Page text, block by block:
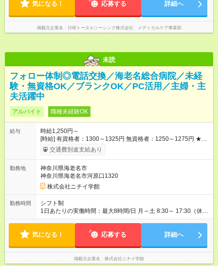
気になる！ 応募する 詳細へ
掲載元企業名 日研トータルソーシング株式会社 メディカルケア事業部
未読
フォロー体制◎電話交換／海老名総合病院／未経
験・無資格OK／ブランクOK／PC活用／主婦・主
夫活躍中
アルバイト 職種未経験OK
給与
時給1,250円～
[時給] 有資格者：1300～1325円 無資格者：1250～1275円 ★キ
ャリアアップ制度あり 進級により給与がアップします！ 【試用
期間】試用期間あり 試用期間の長さ：3ヶ月 雇用形態、給与は
交通費別途支給あり
勤務地
神奈川県海老名市
神奈川県海老名市河原口1320
株式会社ニチイ学館
勤務時間
シフト制
1日あたりの実働時間：最大8時間/日 月～土 8:30～ 17:30（休憩
60分） 8:25 ～ 17:25（休憩60分） 8:35～17:35（休憩60分）
ト制／週2日～3日（月9日・65時間）勤務 ※土曜日出勤、柔軟
気になる！ 応募する 詳細へ
掲載元企業名 株式会社ニチイ学館